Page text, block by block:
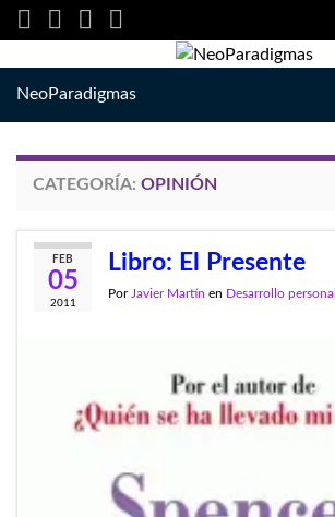
NeoParadigmas
CATEGORÍA: OPINIÓN
FEB
05
2011
Libro: El Presente
Por Javier Martín en Desarrollo personal